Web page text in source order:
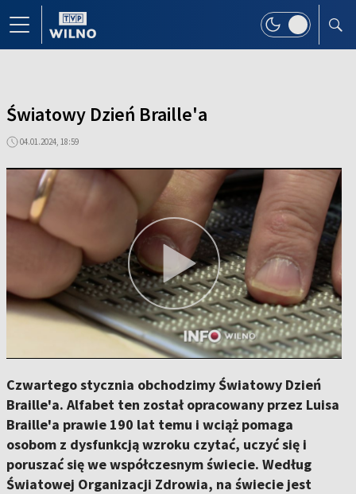
Światowy Dzień Braille'a
04.01.2024, 18:59
Czwartego stycznia obchodzimy Światowy Dzień
Braille'a. Alfabet ten został opracowany przez Luisa
Braille'a prawie 190 lat temu i wciąż pomaga
osobom z dysfunkcją wzroku czytać, uczyć się i
poruszać się we współczesnym świecie. Według
Światowej Organizacji Zdrowia, na świecie jest